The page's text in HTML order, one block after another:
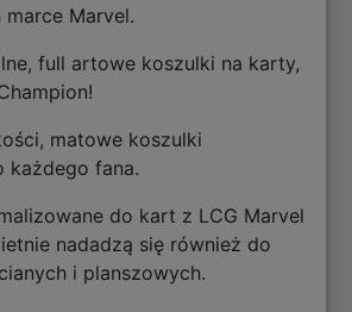
Marvel.
full artowe koszulki na karty,
matowe koszulki
każdego fana.
do kart z LCG Marvel
nadadzą się również do
i planszowych.